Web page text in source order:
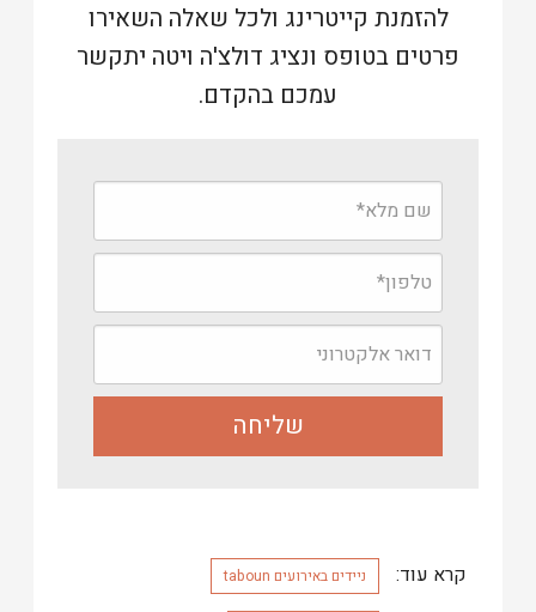
להזמנת קייטרינג ולכל שאלה השאירו
פרטים בטופס ונציג דולצ'ה ויטה יתקשר
עמכם בהקדם.
קרא עוד: ניידים באירועים taboun